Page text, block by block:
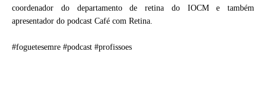
coordenador do departamento de retina do IOCM e também
apresentador do podcast Café com Retina.
#foguetesemre #podcast #profissoes